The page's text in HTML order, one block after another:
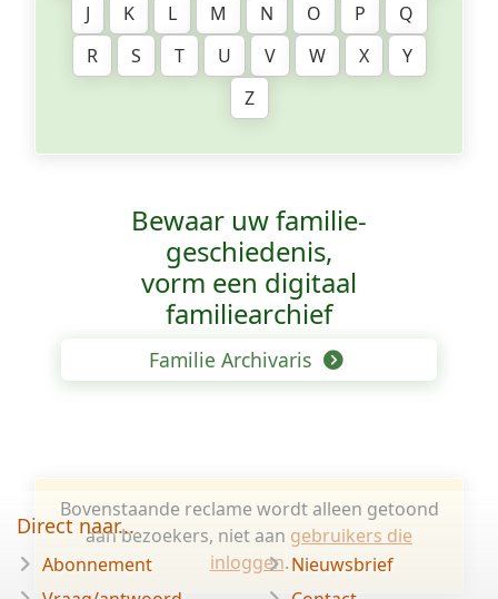
J
K L M N O P
Q
R
S T U V W X
Y
Z
Bewaar uw familie­
geschiedenis,
vorm een digitaal
familiearchief
Familie Archivaris
Bovenstaande reclame wordt alleen getoond
aan bezoekers, niet aan gebruikers die
inloggen.
Direct naar...
Abonnement
Nieuwsbrief